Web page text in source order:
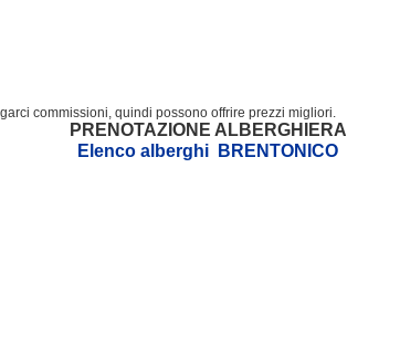
commissioni, quindi possono offrire prezzi migliori.
PRENOTAZIONE ALBERGHIERA
Elenco alberghi BRENTONICO